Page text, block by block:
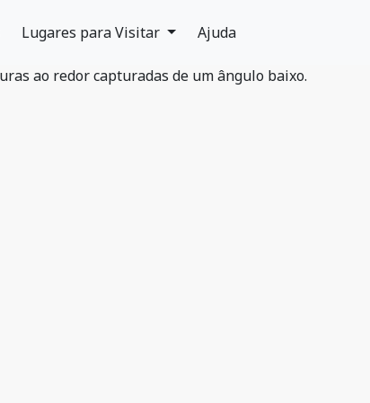
Lugares para Visitar Ajuda